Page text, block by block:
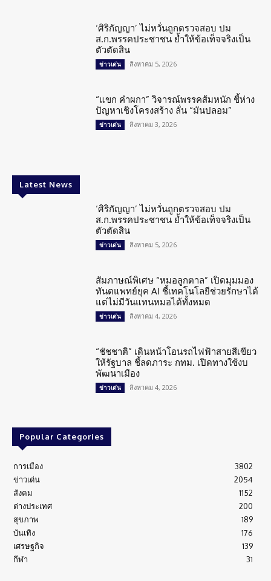
‘ศิริกัญญา’ ไม่หวั่นถูกตรวจสอบ ปม
ส.ก.พรรคประชาชน ย้ำให้ข้อเท็จจริงเป็น
ตัวตัดสิน
ข่าวเด่น สิงหาคม 5, 2026
“แขก คำผกา” วิจารณ์พรรคส้มหนัก ชี้ห่าง
ปัญหาเชิงโครงสร้าง ลั่น “มันปลอม”
ข่าวเด่น สิงหาคม 3, 2026
Latest News
‘ศิริกัญญา’ ไม่หวั่นถูกตรวจสอบ ปม
ส.ก.พรรคประชาชน ย้ำให้ข้อเท็จจริงเป็น
ตัวตัดสิน
ข่าวเด่น สิงหาคม 5, 2026
สัมภาษณ์พิเศษ “หมอลูกตาล” เปิดมุมมอง
ทันตแพทย์ยุค AI ชี้เทคโนโลยีช่วยรักษาได้
แต่ไม่มีวันแทนหมอได้ทั้งหมด
ข่าวเด่น สิงหาคม 4, 2026
“ชัชชาติ” เดินหน้าโอนรถไฟฟ้าสายสีเขียว
ให้รัฐบาล ชี้ลดภาระ กทม. เปิดทางใช้งบ
พัฒนาเมือง
ข่าวเด่น สิงหาคม 4, 2026
Popular Categories
การเมือง
3802
ข่าวเด่น
2054
สังคม
1152
ต่างประเทศ
200
สุขภาพ
189
บันเทิง
176
เศรษฐกิจ
139
กีฬา
31